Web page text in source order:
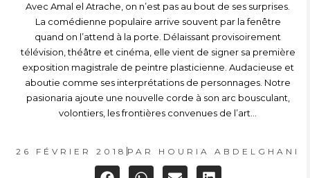
Avec Amal el Atrache, on n’est pas au bout de ses surprises.
La comédienne populaire arrive souvent par la fenêtre
quand on l’attend à la porte. Délaissant provisoirement
télévision, théâtre et cinéma, elle vient de signer sa première
exposition magistrale de peintre plasticienne. Audacieuse et
aboutie comme ses interprétations de personnages. Notre
pasionaria ajoute une nouvelle corde à son arc bousculant,
volontiers, les frontières convenues de l’art...
26 FÉVRIER 2018 PAR HOURIA ABDELGHANI